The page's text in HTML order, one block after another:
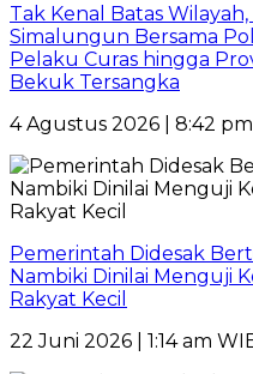
Tak Kenal Batas
Simalungun Bersama
Pelaku Curas hingga
Bekuk Tersangka
4 Agustus 2026 | 8:42
Pemerintah Didesak
Nambiki Dinilai Menguji
Rakyat Kecil
22 Juni 2026 | 1:14 am